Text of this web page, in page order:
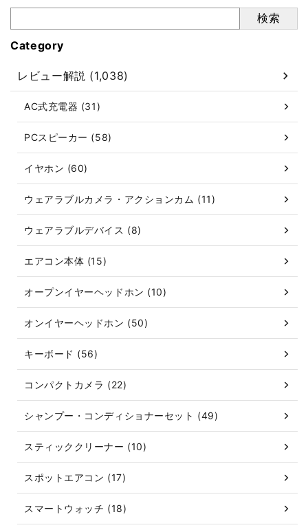
検索
Category
レビュー解説 (1,038)
AC式充電器 (31)
PCスピーカー (58)
イヤホン (60)
ウェアラブルカメラ・アクションカム (11)
ウェアラブルデバイス (8)
エアコン本体 (15)
オープンイヤーヘッドホン (10)
オンイヤーヘッドホン (50)
キーボード (56)
コンパクトカメラ (22)
シャンプー・コンディショナーセット (49)
スティッククリーナー (10)
スポットエアコン (17)
スマートウォッチ (18)